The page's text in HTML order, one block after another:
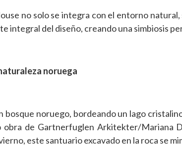
no solo se integra con el entorno
integral del diseño, creando una simbiosis
noruega
bosque noruego, bordeando un lago
de Gartnerfuglen Arkitekter/Mariana
este santuario excavado en la roca se